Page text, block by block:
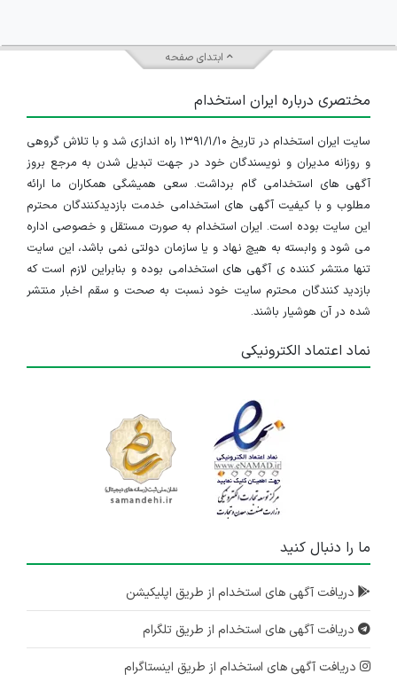
ابتدای صفحه
مختصری درباره ایران استخدام
سایت ایران استخدام در تاریخ ۱۳۹۱/۱/۱۰ راه اندازی شد و با تلاش گروهی
و روزانه مدیران و نویسندگان خود در جهت تبدیل شدن به مرجع بروز
آگهی های استخدامی گام برداشت. سعی همیشگی همکاران ما ارائه
مطلوب و با کیفیت آگهی های استخدامی خدمت بازدیدکنندگان محترم
این سایت بوده است. ایران استخدام به صورت مستقل و خصوصی اداره
می شود و وابسته به هیچ نهاد و یا سازمان دولتی نمی باشد، این سایت
تنها منتشر کننده ی آگهی های استخدامی بوده و بنابراین لازم است که
بازدید کنندگان محترم سایت خود نسبت به صحت و سقم اخبار منتشر
شده در آن هوشیار باشند.
نماد اعتماد الکترونیکی
ما را دنبال کنید
دریافت آگهی های استخدام از طریق اپلیکیشن
دریافت آگهی های استخدام از طریق تلگرام
دریافت آگهی های استخدام از طریق اینستاگرام